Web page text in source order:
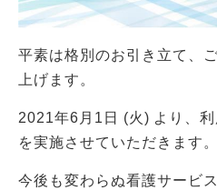
平素は格別のお引き立て、
上げます。
2021年6月1日 (火) より、
を実施させていただきます。
今後も変わらぬ看護サービ